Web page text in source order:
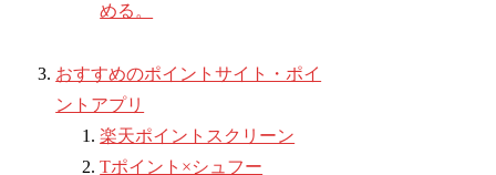
める。
おすすめのポイントサイト・ポイ
ントアプリ
楽天ポイントスクリーン
Tポイント×シュフー